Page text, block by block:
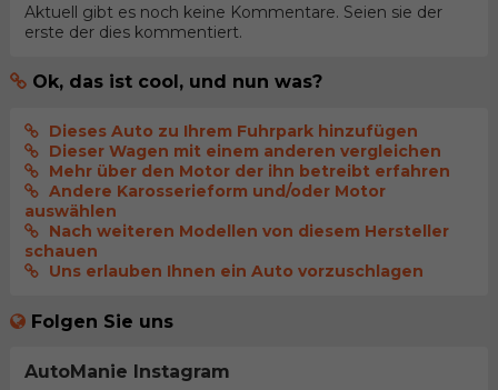
Aktuell gibt es noch keine Kommentare. Seien sie der
erste der dies kommentiert.
Ok, das ist cool, und nun was?
Dieses Auto zu Ihrem Fuhrpark hinzufügen
Dieser Wagen mit einem anderen vergleichen
Mehr über den Motor der ihn betreibt erfahren
Andere Karosserieform und/oder Motor
auswählen
Nach weiteren Modellen von diesem Hersteller
schauen
Uns erlauben Ihnen ein Auto vorzuschlagen
Folgen Sie uns
AutoManie Instagram